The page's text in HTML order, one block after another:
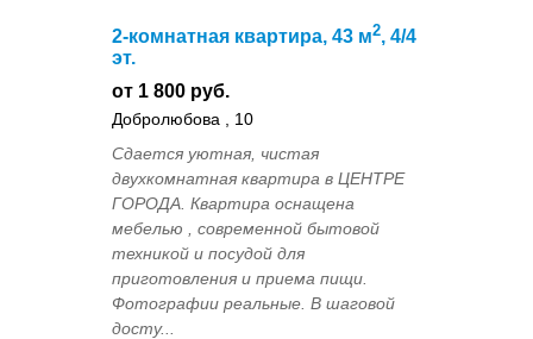
2-комнатная квартира, 43 м2, 4/4
эт.
от 1 800 руб.
Добролюбова , 10
Сдается уютная, чистая
двухкомнатная квартира в ЦЕНТРЕ
ГОРОДА. Квартира оснащена
мебелью , современной бытовой
техникой и посудой для
приготовления и приема пищи.
Фотографии реальные. В шаговой
досту...